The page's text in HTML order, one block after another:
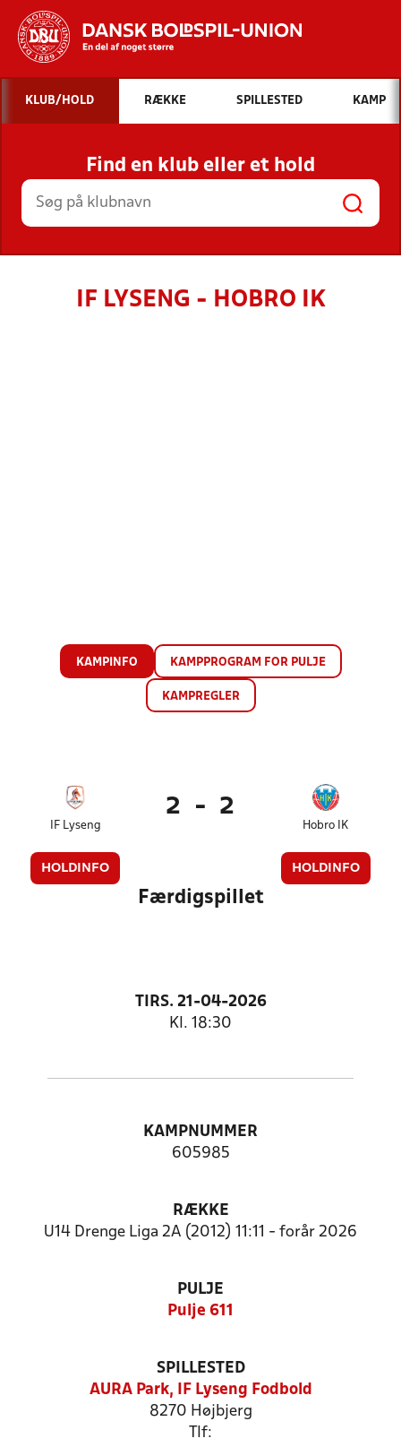
Hvad vil du søge efter?
INDHOLD OG NYHEDER
STILLINGER, RESULTATER, KLUBBER OG
HOLD
KLUB/HOLD RÆKKE SPILLESTED KAMP
Find en klub eller et hold
IF LYSENG - HOBRO IK
KAMPINFO KAMPPROGRAM FOR PULJE
KAMPREGLER
IF Lyseng
HOLDINFO
2 - 2
Hobro IK
HOLDINFO
Færdigspillet
TIRS. 21-04-2026
Kl. 18:30
KAMPNUMMER
605985
RÆKKE
U14 Drenge Liga 2A (2012) 11:11 - forår 2026
PULJE
Pulje 611
SPILLESTED
AURA Park, IF Lyseng Fodbold
8270 Højbjerg
Tlf: